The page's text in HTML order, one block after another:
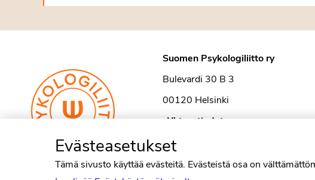
Suomen Psykologiliitto ry
Bulevardi 30 B 3
00120 Helsinki
›Yhteystiedot
Evästeasetukset
Tämä sivusto käyttää evästeitä. Evästeistä osa on